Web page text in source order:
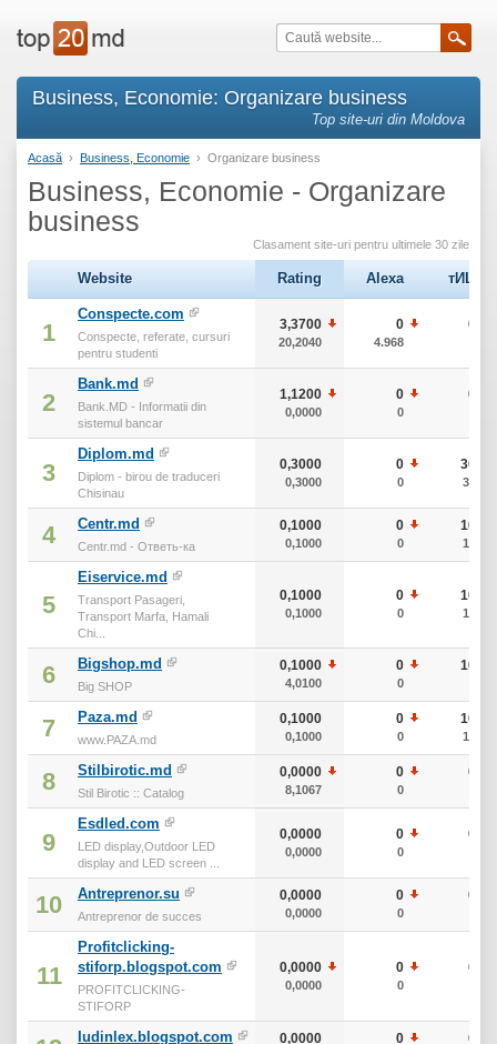
Business, Economie: Organizare business
Top site-uri din Moldova
Acasă › Business, Economie › Organizare business
Business, Economie - Organizare
business
Clasament site-uri pentru ultimele 30 zile
Website Rating Alexa тИЦ
1
Conspecte.com
Conspecte, referate, cursuri
pentru studenti
3,3700
20,2040
0
4.968
0
2
Bank.md
Bank.MD - Informatii din
sistemul bancar
1,1200
0,0000
0
0
0
3
Diplom.md
Diplom - birou de traduceri
Chisinau
0,3000
0,3000
0
0
30
30
4 Centr.md
Centr.md - Ответь-ка
0,1000
0,1000
0
0
10
10
5
Eiservice.md
Transport Pasageri,
Transport Marfa, Hamali
Chi...
0,1000
0,1000
0
0
10
10
6 Bigshop.md
Big SHOP
0,1000
4,0100
0
0
10
7 Paza.md
www.PAZA.md
0,1000
0,1000
0
0
10
10
8 Stilbirotic.md
Stil Birotic :: Catalog
0,0000
8,1067
0
0
0
9
Esdled.com
LED display,Outdoor LED
display and LED screen ...
0,0000
0,0000
0
0
0
10 Antreprenor.su
Antreprenor de succes
0,0000
0,0000
0
0
0
11
Profitclicking-
stiforp.blogspot.com
PROFITCLICKING-
STIFORP
0,0000
0,0000
0
0
0
Iudinlex.blogspot.com 0,0000 0 0